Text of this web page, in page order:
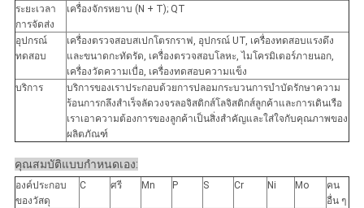
ระยะเวลา
การจัดส่ง
เครื่องจักรหยาบ (N + T); QT
อุปกรณ์
ทดสอบ
เครื่องตรวจสอบสเปกโตรกราฟ, อุปกรณ์ UT, เครื่องทดสอบแรงดึง
และขนาดกะทัดรัด, เครื่องตรวจสอบโลหะ, ไมโครมิเตอร์ภายนอก,
เครื่องวัดความเบื่อ, เครื่องทดสอบความแข็ง
บริการ
บริการของเราประกอบด้วยการปลอมกระบวนการบำบัดรักษาความ
ร้อนการกลึงสำเร็จลัดวงจรลอจิสติกส์โลจิสติกส์ลูกค้าและการเดินเรือ
เราเอาความต้องการของลูกค้าเป็นสิ่งสำคัญและใส่ใจกับคุณภาพของ
ผลิตภัณฑ์
คุณสมบัติแบบกำหนดเอง:
องค์ประกอบ
ของวัสดุ
C ศรี Mn P S Cr Ni Mo
คน
อื่น ๆ